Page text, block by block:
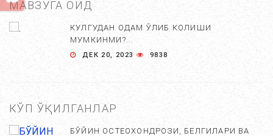
МАВЗУГА ОИД
КУЛГУДАН ОДАМ ЎЛИБ КОЛИШИ
МУМКИНМИ?...
ДЕК 20, 2023 9838
КЎП ЎҚИЛГАНЛАР
БЎЙИН ОСТЕОХОНДРОЗИ, БЕЛГИЛАРИ ВА